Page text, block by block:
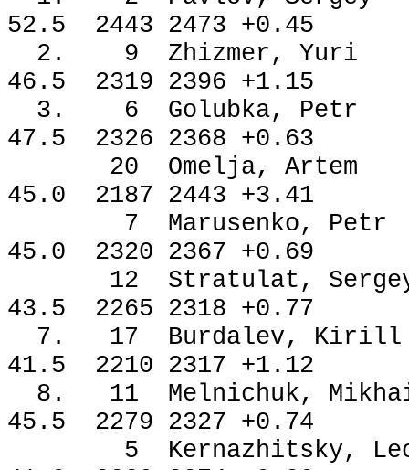
52.5 2443 2473 +0.45
2. 9 Zhizmer,
46.5 2319 2396 +1.15
3. 6 Golubka,
47.5 2326 2368 +0.63
20 Omelja,
45.0 2187 2443 +3.41
7 Marusenko,
45.0 2320 2367 +0.69
12 Stratulat,
43.5 2265 2318 +0.77
7. 17 Burdalev,
41.5 2210 2317 +1.12
8. 11 Melnichuk,
45.5 2279 2327 +0.74
5 Kernazhitsky,